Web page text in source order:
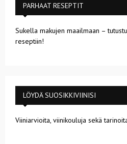
PARHAAT RESEPTIT
Sukella makujen maailmaan –
reseptiin!
LÖYDÄ SUOSIKKIVIINISI
Viiniarvioita, viinikouluja sekä